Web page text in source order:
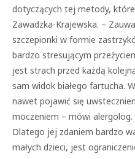
dotyczących tej metody,
Zawadzka-Krajewska. –
szczepionki w formie
bardzo stresującym
jest strach przed każdą
sam widok białego fartucha.
nawet pojawić się
moczeniem – mówi alergolog.
Dlatego jej zdaniem bardzo
małych dzieci, jest